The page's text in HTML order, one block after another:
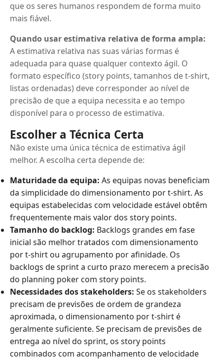
que os seres humanos respondem de forma muito
mais fiável.
Quando usar estimativa relativa de forma ampla:
A estimativa relativa nas suas várias formas é
adequada para quase qualquer contexto ágil. O
formato específico (story points, tamanhos de t-shirt,
listas ordenadas) deve corresponder ao nível de
precisão de que a equipa necessita e ao tempo
disponível para o processo de estimativa.
Escolher a Técnica Certa
Não existe uma única técnica de estimativa ágil
melhor. A escolha certa depende de:
Maturidade da equipa: As equipas novas beneficiam
da simplicidade do dimensionamento por t-shirt. As
equipas estabelecidas com velocidade estável obtêm
frequentemente mais valor dos story points.
Tamanho do backlog: Backlogs grandes em fase
inicial são melhor tratados com dimensionamento
por t-shirt ou agrupamento por afinidade. Os
backlogs de sprint a curto prazo merecem a precisão
do planning poker com story points.
Necessidades dos stakeholders: Se os stakeholders
precisam de previsões de ordem de grandeza
aproximada, o dimensionamento por t-shirt é
geralmente suficiente. Se precisam de previsões de
entrega ao nível do sprint, os story points
combinados com acompanhamento de velocidade